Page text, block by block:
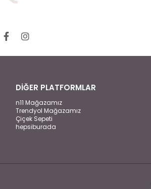
DİĞER PLATFORMLAR
n11 Mağazamız
Trendyol Mağazamız
Çiçek Sepeti
hepsiburada